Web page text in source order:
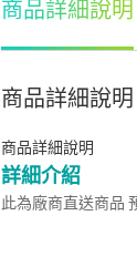
商品詳細說明
商品詳細說明
商品詳細說明
詳細介紹
此為廠商直送商品